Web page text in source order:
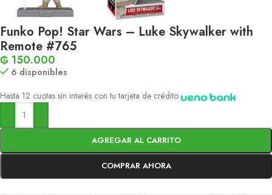
Funko Pop! Star Wars – Luke Skywalker with
Remote #765
₲ 150.000
6 disponibles
Hasta 12 cuotas sin interés con tu tarjeta de crédito
-
+
AGREGAR AL CARRITO
COMPRAR AHORA